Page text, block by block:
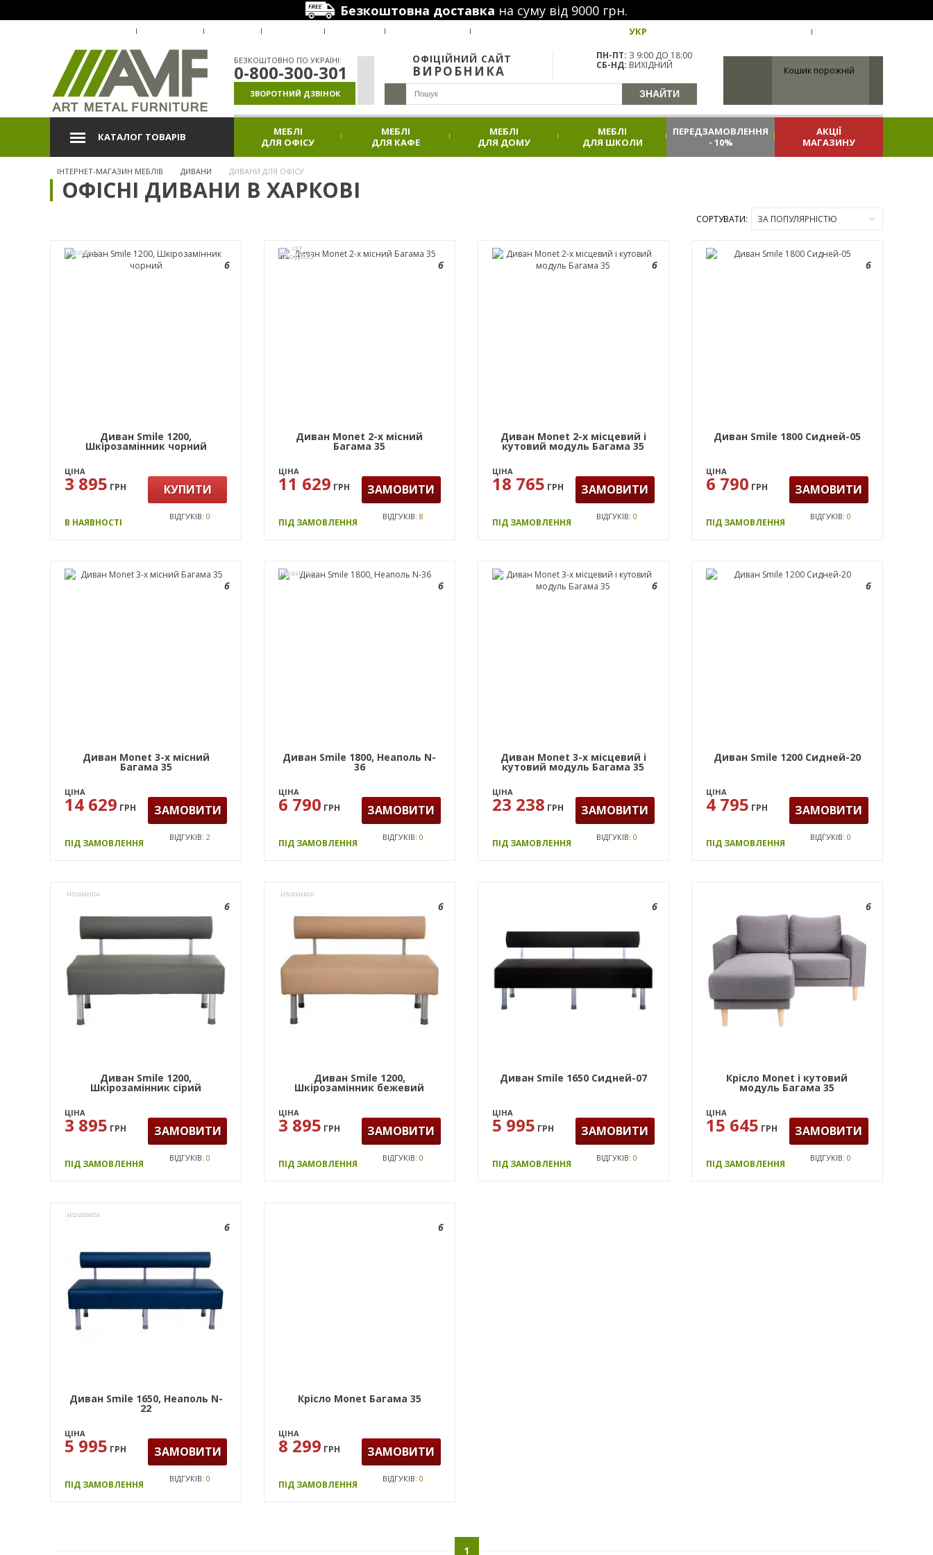
Безкоштовна доставка на суму від 9000 грн.
УКР
БЕЗКОШТОВНО ПО УКРАЇНІ:
0-800-300-301
ЗВОРОТНИЙ ДЗВІНОК
ОФІЦІЙНИЙ САЙТ
ВИРОБНИКА
ПН-ПТ: З 9:00 ДО 18:00
СБ-НД: ВИХІДНИЙ Кошик порожній
КАТАЛОГ ТОВАРІВ
МЕБЛІ
ДЛЯ ОФІСУ
МЕБЛІ
ДЛЯ КАФЕ
МЕБЛІ
ДЛЯ ДОМУ
МЕБЛІ
ДЛЯ ШКОЛИ
ПЕРЕДЗАМОВЛЕННЯ
- 10%
АКЦІЇ
МАГАЗИНУ
ІНТЕРНЕТ-МАГАЗИН МЕБЛІВ ДИВАНИ ДИВАНИ ДЛЯ ОФІСУ
ОФІСНІ ДИВАНИ В ХАРКОВІ
СОРТУВАТИ: ЗА ПОПУЛЯРНІСТЮ
НОВИНКА
6
Диван Smile 1200,
Шкірозамінник чорний
ЦІНА
3 895 ГРН КУПИТИ
В НАЯВНОСТІ
ВІДГУКІВ: 0
ХІТ
ПРОДАЖУ
6
Диван Monet 2-х місний
Багама 35
ЦІНА
11 629 ГРН ЗАМОВИТИ
ПІД ЗАМОВЛЕННЯ
ВІДГУКІВ:8
6
Диван Monet 2-х місцевий і
кутовий модуль Багама 35
ЦІНА
18 765 ГРН ЗАМОВИТИ
ПІД ЗАМОВЛЕННЯ
ВІДГУКІВ:0
6
Диван Smile 1800 Сидней-05
ЦІНА
6 790 ГРН ЗАМОВИТИ
ПІД ЗАМОВЛЕННЯ
ВІДГУКІВ:0
6
Диван Monet 3-х місний
Багама 35
ЦІНА
14 629 ГРН ЗАМОВИТИ
ПІД ЗАМОВЛЕННЯ
ВІДГУКІВ: 2
НОВИНКА
6
Диван Smile 1800, Неаполь N-
36
ЦІНА
6 790 ГРН ЗАМОВИТИ
ПІД ЗАМОВЛЕННЯ
ВІДГУКІВ:0
6
Диван Monet 3-х місцевий і
кутовий модуль Багама 35
ЦІНА
23 238 ГРН ЗАМОВИТИ
ПІД ЗАМОВЛЕННЯ
ВІДГУКІВ:0
6
Диван Smile 1200 Сидней-20
ЦІНА
4 795 ГРН ЗАМОВИТИ
ПІД ЗАМОВЛЕННЯ
ВІДГУКІВ:0
НОВИНКА
6
Диван Smile 1200,
Шкірозамінник сірий
ЦІНА
3 895 ГРН ЗАМОВИТИ
ПІД ЗАМОВЛЕННЯ
ВІДГУКІВ: 0
НОВИНКА
6
Диван Smile 1200,
Шкірозамінник бежевий
ЦІНА
3 895 ГРН ЗАМОВИТИ
ПІД ЗАМОВЛЕННЯ
ВІДГУКІВ:0
6
Диван Smile 1650 Сидней-07
ЦІНА
5 995 ГРН ЗАМОВИТИ
ПІД ЗАМОВЛЕННЯ
ВІДГУКІВ:0
6
Крісло Monet і кутовий
модуль Багама 35
ЦІНА
15 645 ГРН ЗАМОВИТИ
ПІД ЗАМОВЛЕННЯ
ВІДГУКІВ:0
НОВИНКА
6
Диван Smile 1650, Неаполь N-
22
ЦІНА
5 995 ГРН ЗАМОВИТИ
ПІД ЗАМОВЛЕННЯ
ВІДГУКІВ: 0
6
Крiсло Monet Багама 35
ЦІНА
8 299 ГРН ЗАМОВИТИ
ПІД ЗАМОВЛЕННЯ
ВІДГУКІВ:0
1